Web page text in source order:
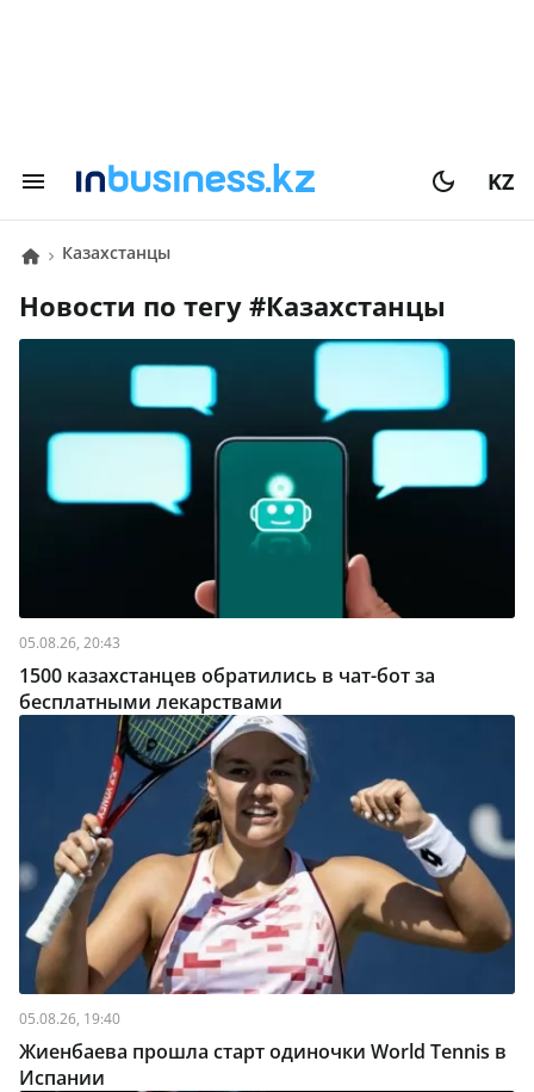
KZ
Казахстанцы
Новости по тегу # Казахстанцы
05.08.26, 20:43
1500 казахстанцев обратились в чат-бот за
бесплатными лекарствами
05.08.26, 19:40
Жиенбаева прошла старт одиночки World Tennis в
Испании